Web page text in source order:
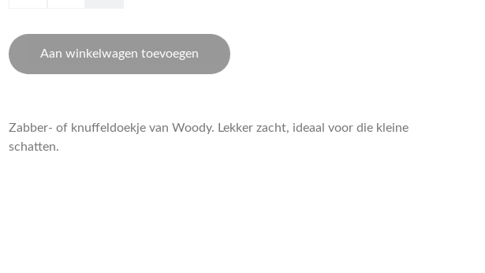
Aan winkelwagen toevoegen
Zabber- of knuffeldoekje van Woody. Lekker zacht, ideaal voor die kleine
schatten.